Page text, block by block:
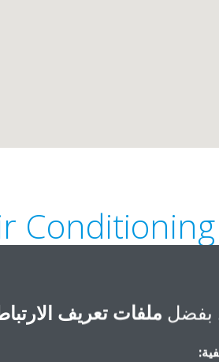
بفضل ملفات تعريف